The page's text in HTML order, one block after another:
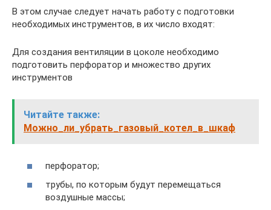
В этом случае следует начать работу с подготовки
необходимых инструментов, в их число входят:
Для создания вентиляции в цоколе необходимо
подготовить перфоратор и множество других
инструментов
Читайте также:
Можно_ли_убрать_газовый_котел_в_шкаф
перфоратор;
трубы, по которым будут перемещаться
воздушные массы;